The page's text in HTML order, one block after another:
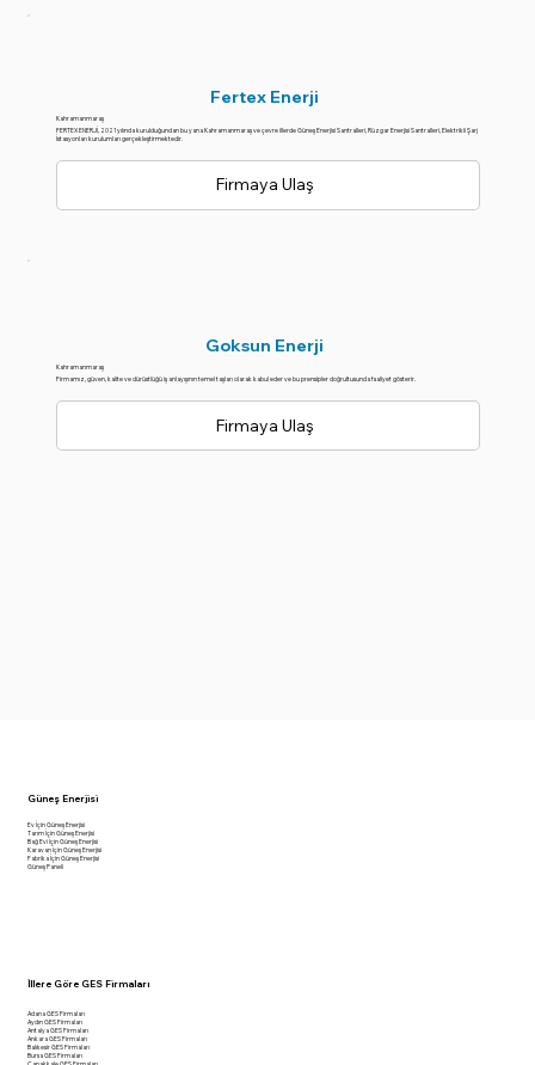
Fertex Enerji
Kahramanmaraş
FERTEX ENERJİ, 2021 yılında kurulduğundan bu yana Kahramanmaraş ve çevre illerde Güneş Enerjisi Santralleri, Rüzgar Enerjisi Santralleri, Elektrikli Şarj
İstasyonları kurulumları gerçekleştirmektedir.
Firmaya Ulaş
Goksun Enerji
Kahramanmaraş
Firmamız, güven, kalite ve dürüstlüğü iş anlayışının temel taşları olarak kabul eder ve bu prensipler doğrultusunda faaliyet gösterir.
Firmaya Ulaş
İllere Göre GES Firmaları
Adana GES Firmaları
Aydın GES Firmaları
Antalya GES Firmaları
Ankara GES Firmaları
Balıkesir GES Firmaları
Bursa GES Firmaları
Çanakkale GES Firmaları
Güneş Enerjisi
Ev İçin Güneş Enerjisi
Tarım İçin Güneş Enerjisi
Bağ Evi İçin Güneş Enerjisi
Karavan İçin Güneş Enerjisi
Fabrika İçin Güneş Enerjisi
Güneş Paneli